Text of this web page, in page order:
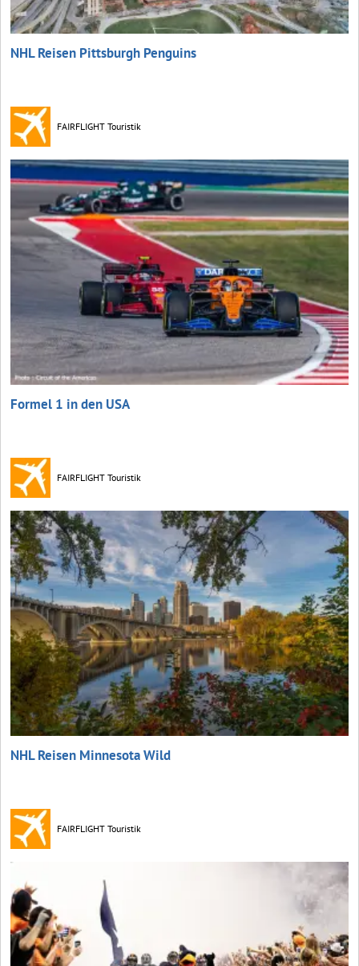
NHL Reisen Pittsburgh Penguins
FAIRFLIGHT Touristik
Formel 1 in den USA
FAIRFLIGHT Touristik
NHL Reisen Minnesota Wild
FAIRFLIGHT Touristik